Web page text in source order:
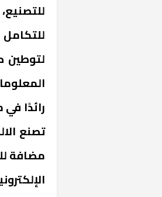
لتوطين
رائدًا
تصنع
مضافة